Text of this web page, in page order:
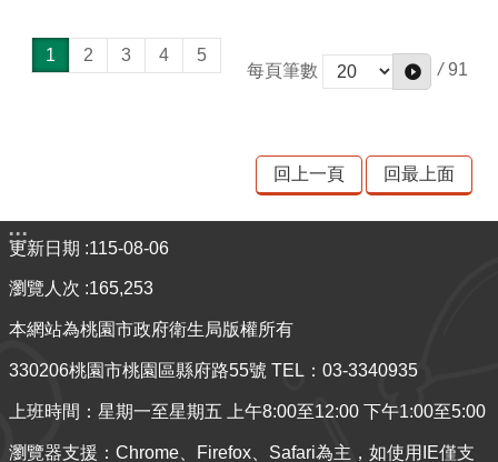
1 2 3 4
5
每頁筆數
/ 91
回上一頁 回最上面
:::
更新日期 115-08-06
瀏覽人次 165,253
本網站為桃園市政府衛生局版權所有
330206桃園市桃園區縣府路55號 TEL：03-3340935
上班時間：星期一至星期五 上午8:00至12:00 下午1:00至5:00
瀏覽器支援：Chrome、Firefox、Safari為主，如使用IE僅支